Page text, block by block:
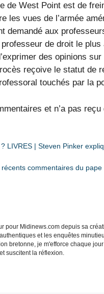
de West Point est de
vues de l’armée
aux
de droit le plus
des opinions
reçoive le statut de
touchés par la
et n’a pas
LIVRES | Steven Pinker
commentaires du pape
pour Midinews.com depuis sa
et les enquêtes
bretonne, je m'efforce chaque
suscitent la réflexion.